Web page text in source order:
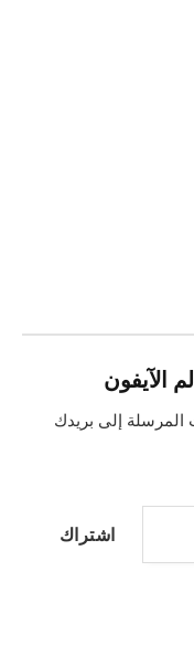
الآيفون
إلى بريدك
اشتراك